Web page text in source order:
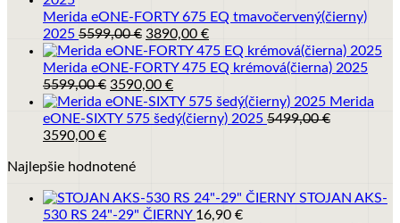
2979,00 €.
Merida eONE-FORTY 675 EQ tmavočervený(čierny)
2025 5599,00€ Pôvodná
cena
bola:
5599,00 €.
3890,00 €Aktuálna
cena
je:
Merida eONE-FORTY 475 EQ krémová(čierna) 2025
5599,00€ Pôvodná
cena
bola:
3590,00 €Aktuálna
cena
je:
Merida
eONE-SIXTY 575 šedý(čierny) 2025 5499,00€
Pôvodná
bola:
3590,00 €Aktuálna
je:
Najlepšie hodnotené
STOJAN AKS-
530 RS 24"-29" ČIERNY 16,90 €